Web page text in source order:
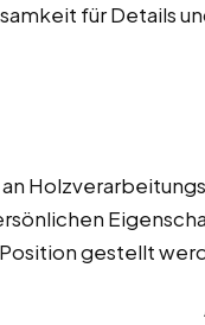
für Details
gestellt